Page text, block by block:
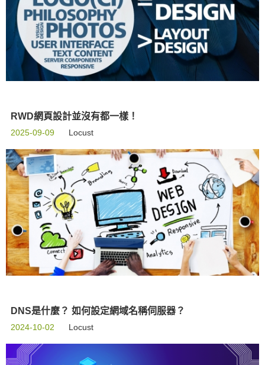
RWD網頁設計並沒有都一樣！
2025-09-09 Locust
DNS是什麼？ 如何設定網域名稱伺服器？
2024-10-02 Locust